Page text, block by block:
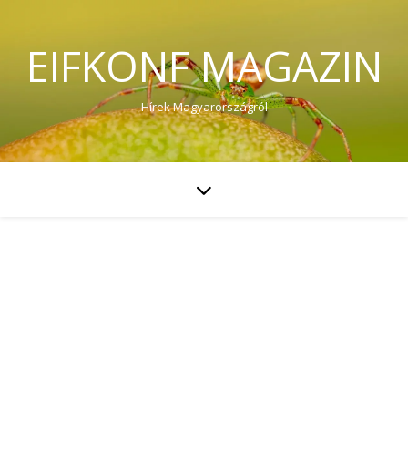
EIFKONF MAGAZIN
Hírek Magyarországról